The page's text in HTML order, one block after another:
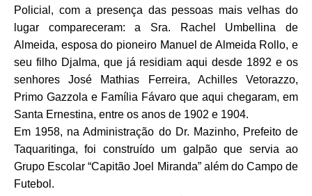
Policial, com a presença das pessoas mais velhas do
lugar compareceram: a Sra. Rachel Umbellina de
Almeida, esposa do pioneiro Manuel de Almeida Rollo, e
seu filho Djalma, que já residiam aqui desde 1892 e os
senhores José Mathias Ferreira, Achilles Vetorazzo,
Primo Gazzola e Família Fávaro que aqui chegaram, em
Santa Ernestina, entre os anos de 1902 e 1904.
Em 1958, na Administração do Dr. Mazinho, Prefeito de
Taquaritinga, foi construído um galpão que servia ao
Grupo Escolar “Capitão Joel Miranda” além do Campo de
Futebol.